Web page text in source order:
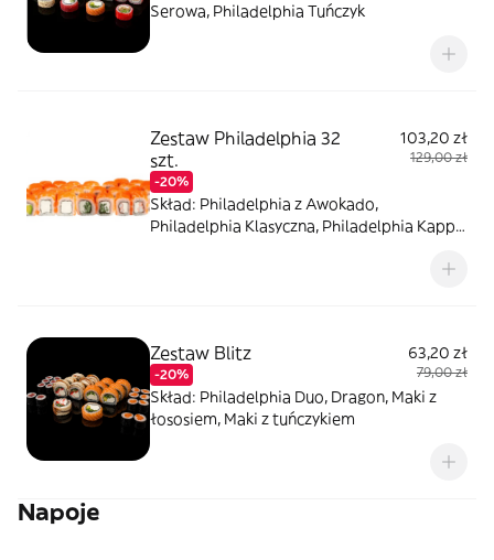
Serowa, Philadelphia Tuńczyk
Zestaw Philadelphia 32
szt.
-20%
103,20 zł
129,00 zł
Skład: Philadelphia z Awokado,
Philadelphia Klasyczna, Philadelphia Kappa,
Zestaw Blitz
-20%
63,20 zł
79,00 zł
Skład: Philadelphia Duo, Dragon, Maki z
łososiem, Maki z tuńczykiem
Napoje